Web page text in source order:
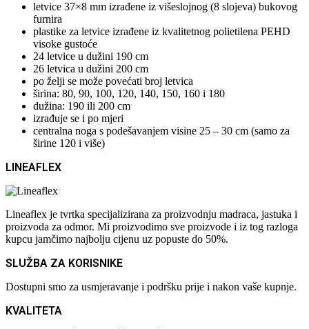
letvice 37×8 mm izrađene iz višeslojnog (8 slojeva) bukovog
furnira
plastike za letvice izrađene iz kvalitetnog polietilena PEHD
visoke gustoće
24 letvice u dužini 190 cm
26 letvica u dužini 200 cm
po želji se može povećati broj letvica
širina: 80, 90, 100, 120, 140, 150, 160 i 180
dužina: 190 ili 200 cm
izrađuje se i po mjeri
centralna noga s podešavanjem visine 25 – 30 cm (samo za
širine 120 i više)
LINEAFLEX
Lineaflex je tvrtka specijalizirana za proizvodnju madraca, jastuka i
proizvoda za odmor. Mi proizvodimo sve proizvode i iz tog razloga
kupcu jamčimo najbolju cijenu uz popuste do 50%.
SLUŽBA ZA KORISNIKE
Dostupni smo za usmjeravanje i podršku prije i nakon vaše kupnje.
KVALITETA